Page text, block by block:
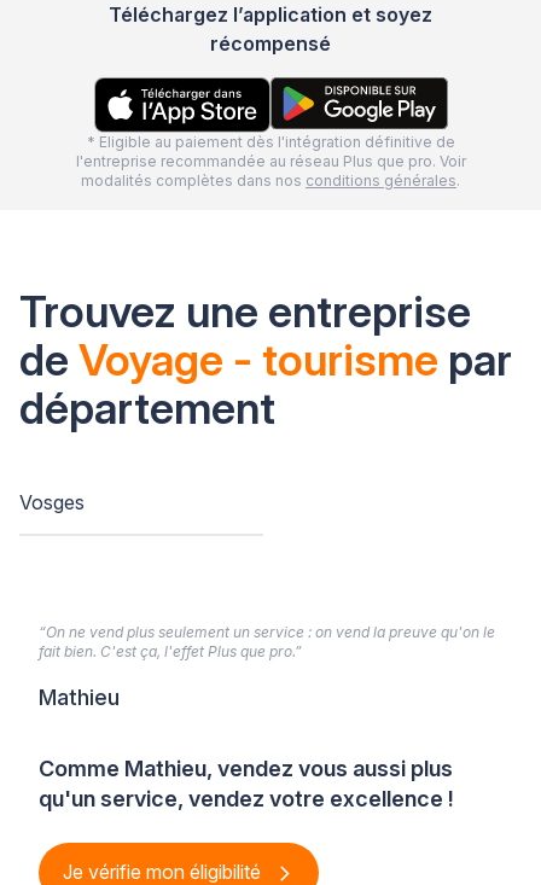
Téléchargez l’application et soyez
récompensé
* Eligible au paiement dès l'intégration définitive de
l'entreprise recommandée au réseau Plus que pro. Voir
modalités complètes dans nos conditions générales.
Trouvez une entreprise
de Voyage - tourisme par
département
Vosges
Comme Mathieu, vendez vous aussi plus
qu'un service, vendez votre excellence !
Je vérifie mon éligibilité
“On ne vend plus seulement un service : on vend la preuve qu'on le
fait bien. C'est ça, l'effet Plus que pro.”
Mathieu